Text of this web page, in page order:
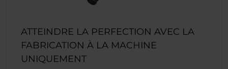
ATTEINDRE LA PERFECTION AVEC LA
FABRICATION À LA MACHINE
UNIQUEMENT